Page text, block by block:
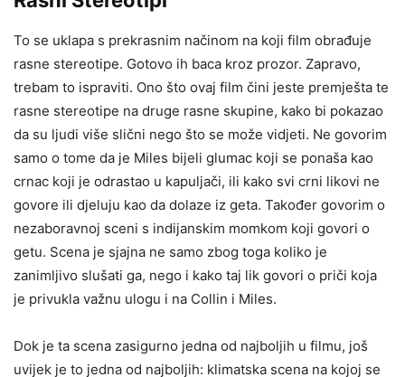
To se uklapa s prekrasnim načinom na koji film obrađuje
rasne stereotipe. Gotovo ih baca kroz prozor. Zapravo,
trebam to ispraviti. Ono što ovaj film čini jeste premješta te
rasne stereotipe na druge rasne skupine, kako bi pokazao
da su ljudi više slični nego što se može vidjeti. Ne govorim
samo o tome da je Miles bijeli glumac koji se ponaša kao
crnac koji je odrastao u kapuljači, ili kako svi crni likovi ne
govore ili djeluju kao da dolaze iz geta. Također govorim o
nezaboravnoj sceni s indijanskim momkom koji govori o
getu. Scena je sjajna ne samo zbog toga koliko je
zanimljivo slušati ga, nego i kako taj lik govori o priči koja
je privukla važnu ulogu i na Collin i Miles.
Dok je ta scena zasigurno jedna od najboljih u filmu, još
uvijek je to jedna od najboljih: klimatska scena na kojoj se